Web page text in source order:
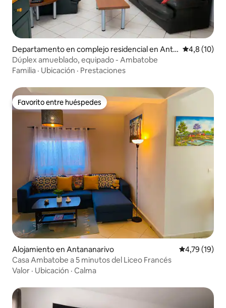
Departamento en complejo residencial en Anta
nanarivo
Calificación
4,8 (10)
Dúplex amueblado, equipado - Ambatobe
Familia · Ubicación · Prestaciones
Favorito entre huéspedes
Favorito entre huéspedes
Alojamiento en Antananarivo Calificación
4,79 (19)
Casa Ambatobe a 5 minutos del Liceo Francés
Valor · Ubicación · Calma